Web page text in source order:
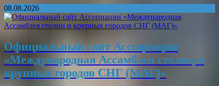
08.08.2026
Официальный сайт Ассоциации
«Международная Ассамблея столиц и
крупных городов СНГ (МАГ)»